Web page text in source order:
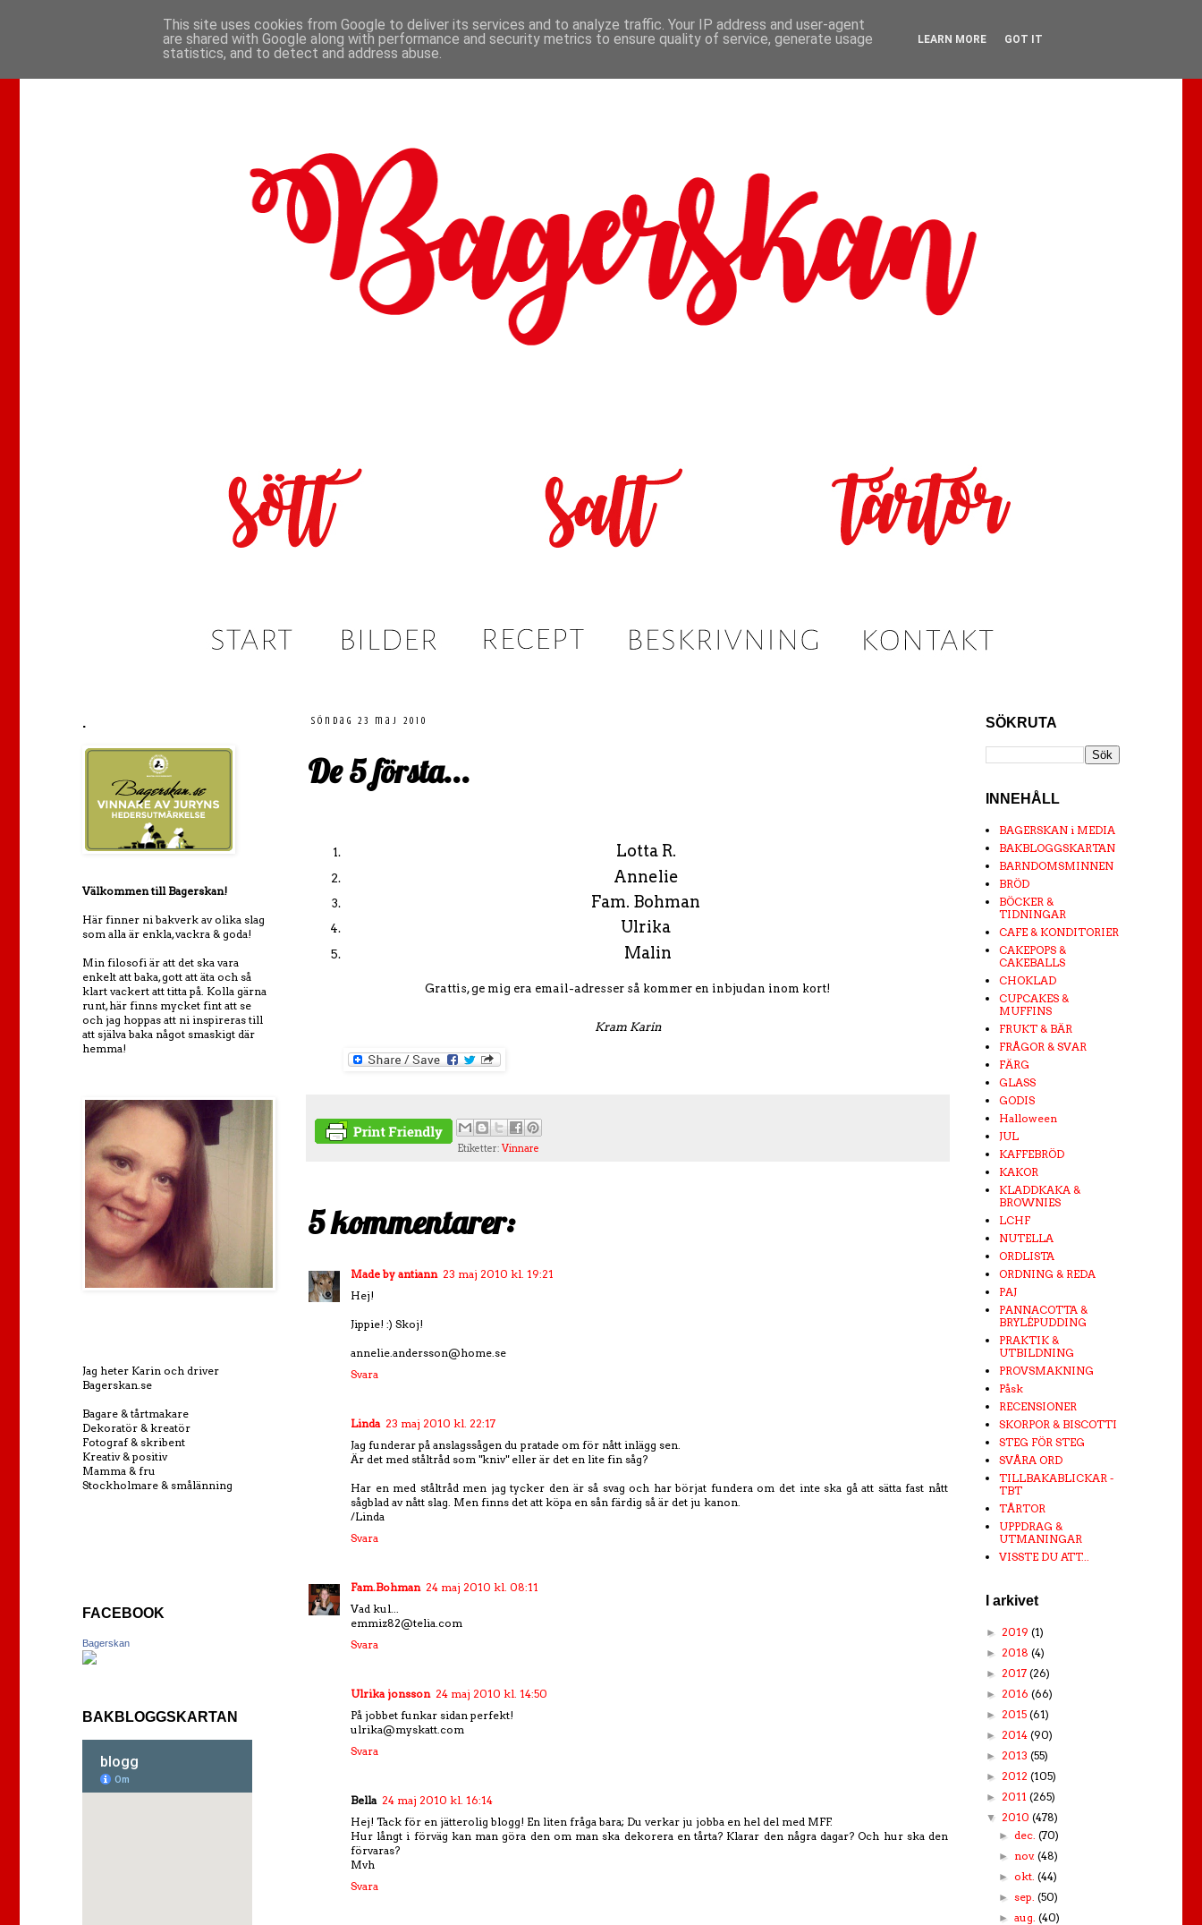
söndag 23 maj 2010
De 5 första...
Lotta R.
Annelie
Fam. Bohman
Ulrika
Malin
Grattis, ge mig era email-adresser så kommer en inbjudan inom kort!
Kram Karin
Etiketter:Vinnare
5 kommentarer:
Made by antiann 23 maj 2010 kl. 19:21
Hej!
Jippie! :) Skoj!
annelie.andersson@home.se
Svara
Linda 23 maj 2010 kl. 22:17
Jag funderar på anslagssågen du pratade om för nått inlägg sen.
Är det med ståltråd som "kniv" eller är det en lite fin såg?
Har en med ståltråd men jag tycker den är så svag och har börjat fundera om det inte ska gå att sätta fast nått
sågblad av nått slag. Men finns det att köpa en sån färdig så är det ju kanon.
/Linda
Svara
Fam.Bohman 24 maj 2010 kl. 08:11
Vad kul...
emmiz82@telia.com
Svara
Ulrika jonsson 24 maj 2010 kl. 14:50
På jobbet funkar sidan perfekt!
ulrika@myskatt.com
Svara
Bella 24 maj 2010 kl. 16:14
Hej! Tack för en jätterolig blogg! En liten fråga bara; Du verkar ju jobba en hel del med MFF.
Hur långt i förväg kan man göra den om man ska dekorera en tårta? Klarar den några dagar? Och hur ska den
förvaras?
Mvh
Svara
.
Välkommen till Bagerskan!
Här finner ni bakverk av olika slag
som alla är enkla, vackra & goda!
Min filosofi är att det ska vara
enkelt att baka, gott att äta och så
klart vackert att titta på. Kolla gärna
runt, här finns mycket fint att se
och jag hoppas att ni inspireras till
att själva baka något smaskigt där
hemma!
Jag heter Karin och driver
Bagerskan.se
Bagare & tårtmakare
Dekoratör & kreatör
Fotograf & skribent
Kreativ & positiv
Mamma & fru
Stockholmare & smålänning
FACEBOOK
Bagerskan
BAKBLOGGSKARTAN
SÖKRUTA
INNEHÅLL
BAGERSKAN i MEDIA
BAKBLOGGSKARTAN
BARNDOMSMINNEN
BRÖD
BÖCKER &
TIDNINGAR
CAFE & KONDITORIER
CAKEPOPS &
CAKEBALLS
CHOKLAD
CUPCAKES &
MUFFINS
FRUKT & BÄR
FRÅGOR & SVAR
FÄRG
GLASS
GODIS
Halloween
JUL
KAFFEBRÖD
KAKOR
KLADDKAKA &
BROWNIES
LCHF
NUTELLA
ORDLISTA
ORDNING & REDA
PAJ
PANNACOTTA &
BRYLÉPUDDING
PRAKTIK &
UTBILDNING
PROVSMAKNING
Påsk
RECENSIONER
SKORPOR & BISCOTTI
STEG FÖR STEG
SVÅRA ORD
TILLBAKABLICKAR -
TBT
TÅRTOR
UPPDRAG &
UTMANINGAR
VISSTE DU ATT...
I arkivet
► 2019 (1)
► 2018 (4)
► 2017 (26)
► 2016 (66)
► 2015 (61)
► 2014 (90)
► 2013 (55)
► 2012 (105)
► 2011 (265)
▼ 2010 (478)
► dec.(70)
► nov.(48)
► okt.(44)
►sep.(50)
►aug.(40)
This site uses cookies from Google to deliver its services and to analyze traffic. Your IP address and user-agent
are shared with Google along with performance and security metrics to ensure quality of service, generate usage
statistics, and to detect and address abuse.
LEARN MORE GOT IT